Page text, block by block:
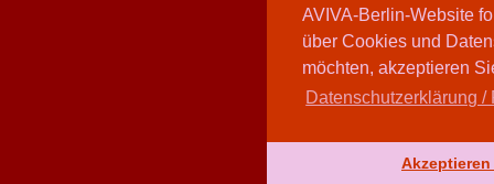
AVIVA-Berlin-Website
über Cookies und
möchten, akzeptieren
Datenschutzerklärung /